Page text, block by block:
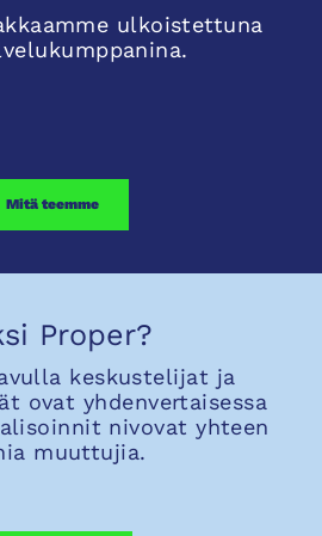
ulkoistettuna
Mitä teemme
Proper?
keskustelijat ja
ovat yhdenvertaisessa
nivovat yhteen
muuttujia.